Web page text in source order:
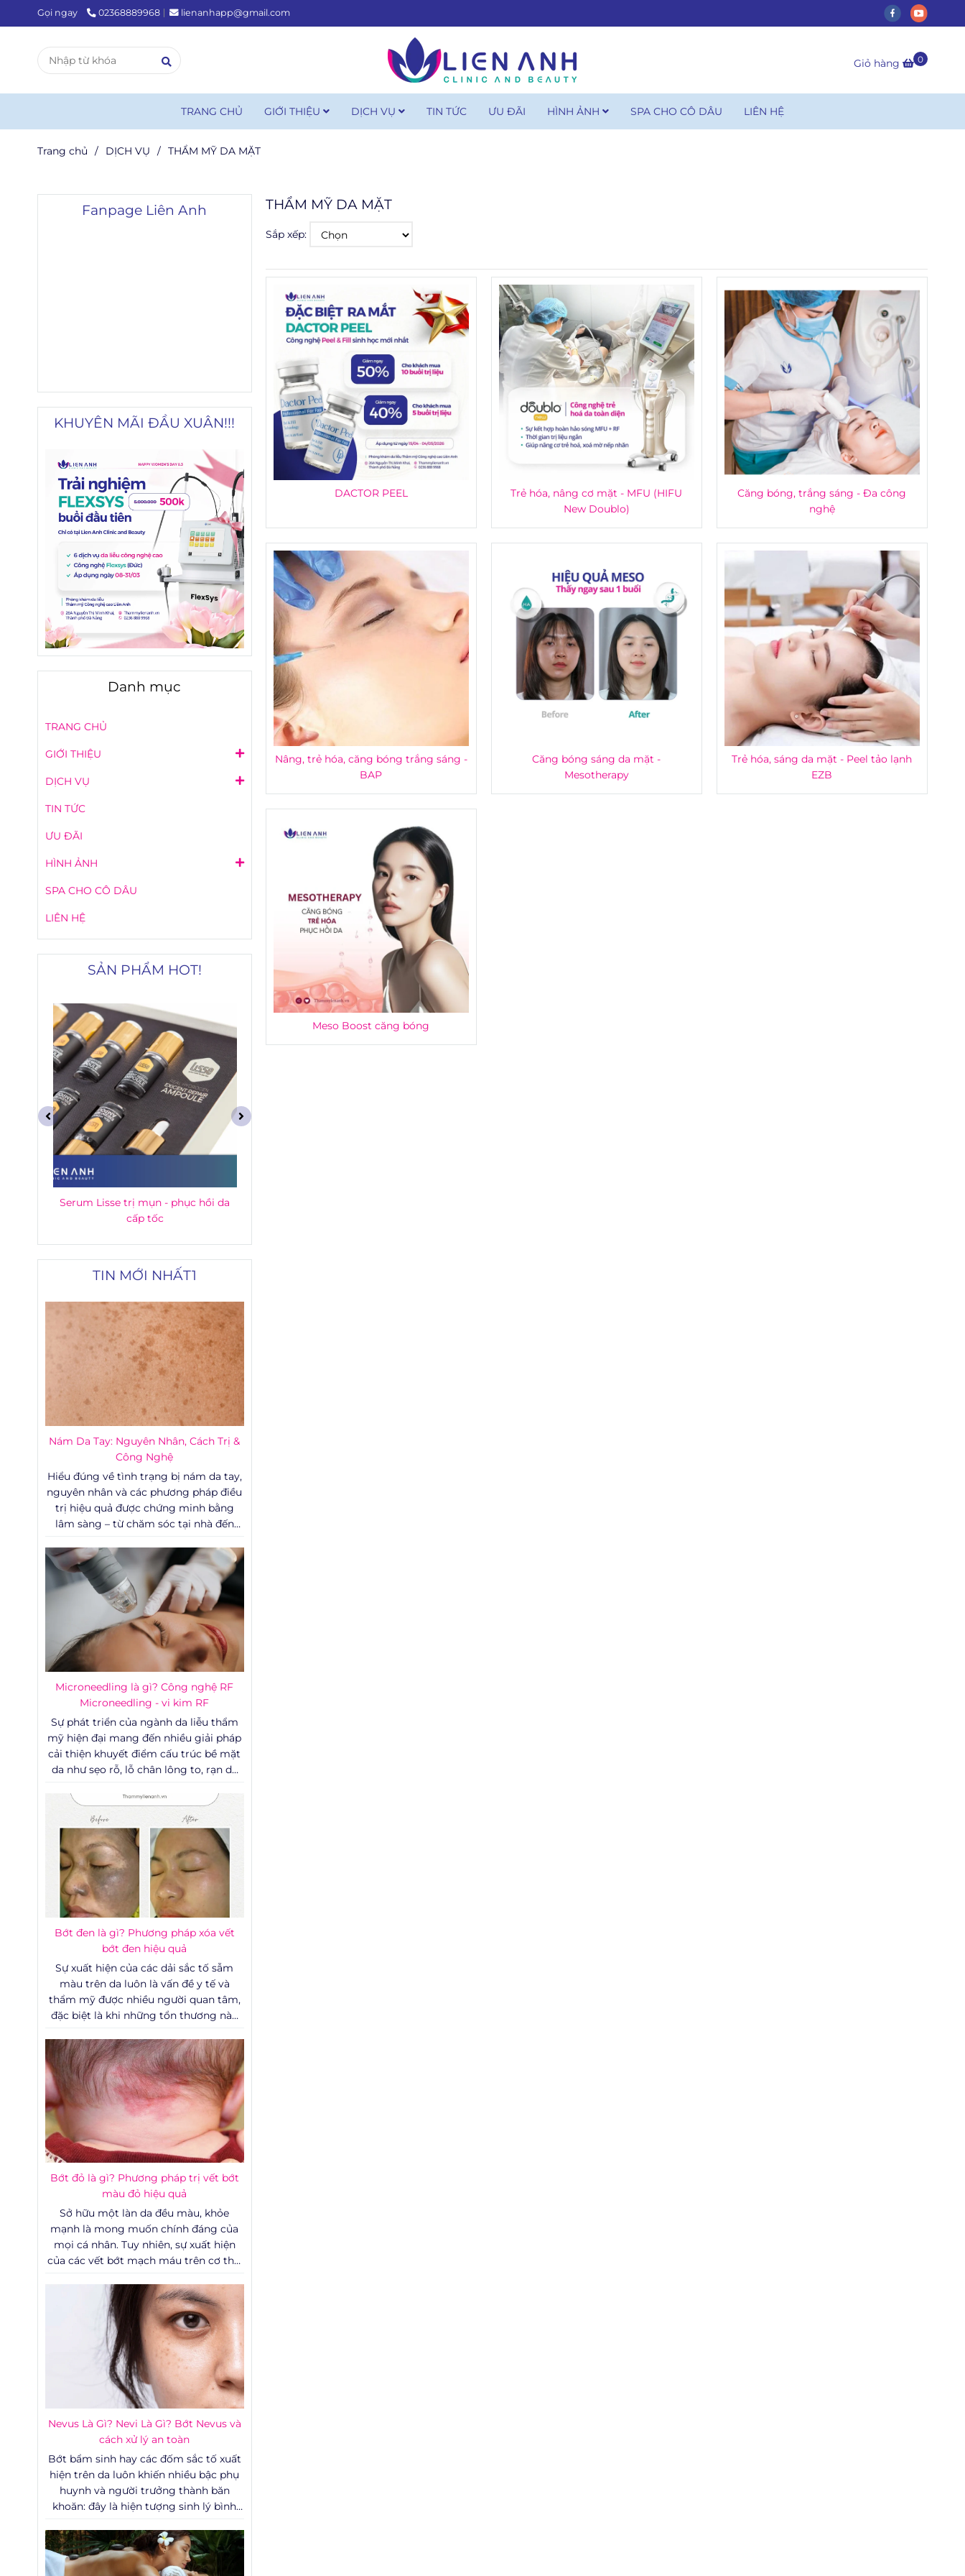
Gọi ngay 02368889968 lienanhapp@gmail.com
Giỏ hàng 0
TRANG CHỦ GIỚI THIỆU DỊCH VỤ TIN TỨC ƯU ĐÃI HÌNH ẢNH SPA CHO CÔ DÂU LIÊN HỆ
Trang chủ / DỊCH VỤ / THẨM MỸ DA MẶT
THẨM MỸ DA MẶT
Sắp xếp:
DACTOR PEEL
Trẻ hóa, nâng cơ mặt - MFU (HIFU
New Doublo)
Căng bóng, trắng sáng - Đa công
nghệ
Nâng, trẻ hóa, căng bóng trắng sáng -
BAP
Căng bóng sáng da mặt -
Mesotherapy
Trẻ hóa, sáng da mặt - Peel tảo lạnh
EZB
Meso Boost căng bóng
Fanpage Liên Anh
KHUYÊN MÃI ĐẦU XUÂN!!!
Danh mục
TRANG CHỦ
GIỚI THIỆU
DỊCH VỤ
TIN TỨC
ƯU ĐÃI
HÌNH ẢNH
SPA CHO CÔ DÂU
LIÊN HỆ
SẢN PHẨM HOT!
Serum Lisse trị mụn - phục hồi da
cấp tốc
TIN MỚI NHẤT1
Nám Da Tay: Nguyên Nhân, Cách Trị &
Công Nghệ
Hiểu đúng về tình trạng bị nám da tay,
nguyên nhân và các phương pháp điều
trị hiệu quả được chứng minh bằng
lâm sàng – từ chăm sóc tại nhà đến
Microneedling là gì? Công nghệ RF
Microneedling - vi kim RF
Sự phát triển của ngành da liễu thẩm
mỹ hiện đại mang đến nhiều giải pháp
cải thiện khuyết điểm cấu trúc bề mặt
da như sẹo rỗ, lỗ chân lông to, rạn da
các công nghệ can thiệp ít xâm lấn, sự
kết hợp giữa cơ học và năng lượng
sóng vô tuyến đang trở thành một xu
hướng được đánh giá cao về mặt lâm
sàng nhờ khả năng phục hồi tổn
thương sâu mà không đòi hỏi thời gian
nghỉ dưỡng quá dài.
Bớt đen là gì? Phương pháp xóa vết
bớt đen hiệu quả
Sự xuất hiện của các dải sắc tố sẫm
màu trên da luôn là vấn đề y tế và
thẩm mỹ được nhiều người quan tâm,
đặc biệt là khi những tổn thương này
Bớt đỏ là gì? Phương pháp trị vết bớt
màu đỏ hiệu quả
Sở hữu một làn da đều màu, khỏe
mạnh là mong muốn chính đáng của
mọi cá nhân. Tuy nhiên, sự xuất hiện
của các vết bớt mạch máu trên cơ thể,
khuôn mặt, cổ hay tay, thường tạo ra
những rào cản tâm lý lớn. Không chỉ
ảnh hưởng đến yếu tố thẩm mỹ, một
số trường hợp bớt mạch máu còn liên
quan đến các vấn đề y khoa cần được
theo dõi sát sao.
Nevus Là Gì? Nevi Là Gì? Bớt Nevus và
cách xử lý an toàn
Bớt bẩm sinh hay các đốm sắc tố xuất
hiện trên da luôn khiến nhiều bậc phụ
huynh và người trưởng thành băn
khoăn: đây là hiện tượng sinh lý bình
Bài viết dưới đây tổng hợp kiến thức
chuẩn y khoa về nevus là gì, nevi là gì,
cơ chế hình thành, cách phân loại bớt